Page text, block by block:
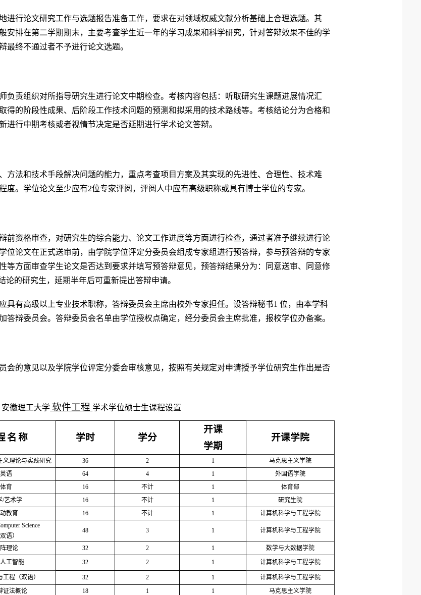
进行论文研究工作与选题报告准备工作，要求在对领域权威文献分析基础上合理选题。其
安排在第二学期期末，主要考查学生近一年的学习成果和科学研究，针对答辩效果不佳的学
最终不通过者不予进行论文选题。
负责组织对所指导研究生进行论文中期检查。考核内容包括：听取研究生课题进展情况汇
得的阶段性成果、后阶段工作技术问题的预测和拟采用的技术路线等。考核结论分为合格和
行中期考核或者视情节决定是否延期进行学术论文答辩。
方法和技术手段解决问题的能力，重点考查项目方案及其实现的先进性、合理性、技术难
度。学位论文至少应有2位专家评阅，评阅人中应有高级职称或具有博士学位的专家。
前资格审查，对研究生的综合能力、论文工作进度等方面进行检查，通过者准予继续进行论
位论文在正式送审前，由学院学位评定分委员会组成专家组进行预答辩，参与预答辩的专家
等方面审查学生论文是否达到要求并填写预答辩意见，预答辩结果分为：同意送审、同意修
的研究生，延期半年后可重新提出答辩申请。
具有高级以上专业技术职称，答辩委员会主席由校外专家担任。设答辩秘书1 位，由本学科
答辩委员会。答辩委员会名单由学位授权点确定，经分委员会主席批准，报校学位办备案。
会的意见以及学院学位评定分委会审核意见，按照有关规定对申请授予学位研究生作出是否
安徽理工大学 软件工程 学术学位硕士生课程设置
名 称 学时 学分
开课
学期
开课学院
义理论与实践研究 36 2 1
马克思主义学院
英语 64 4 1
外国语学院
体育 16 不计 1
体育部
/艺术学 16 不计 1
研究生院
教育 16 不计 1 计算机科学与工程学院
Science
双语）
48 3 1 计算机科学与工程学院
理论 32 2 1 数学与大数据学院
工智能 32 2 1 计算机科学与工程学院
程（双语） 32 2 1 计算机科学与工程学院
证法概论 18 1 1 马克思主义学院